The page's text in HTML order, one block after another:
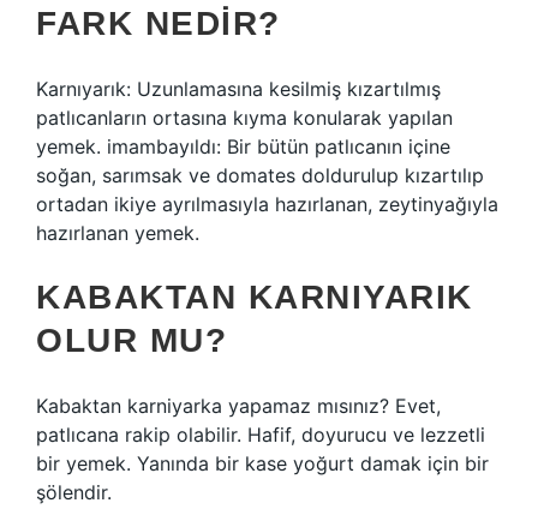
FARK NEDIR?
Karnıyarık: Uzunlamasına kesilmiş kızartılmış
patlıcanların ortasına kıyma konularak yapılan
yemek. imambayıldı: Bir bütün patlıcanın içine
soğan, sarımsak ve domates doldurulup kızartılıp
ortadan ikiye ayrılmasıyla hazırlanan, zeytinyağıyla
hazırlanan yemek.
KABAKTAN KARNIYARIK
OLUR MU?
Kabaktan karniyarka yapamaz mısınız? Evet,
patlıcana rakip olabilir. Hafif, doyurucu ve lezzetli
bir yemek. Yanında bir kase yoğurt damak için bir
şölendir.